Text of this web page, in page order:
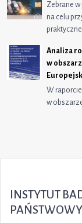
Zebrane
na celu
Analiza
w
W
w
INSTYTUT